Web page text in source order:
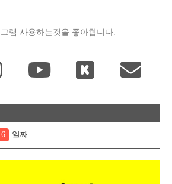
램 사용하는것을 좋아합니다.
일째